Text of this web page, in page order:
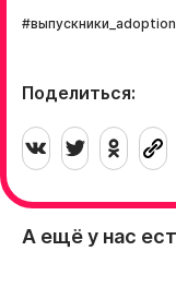
#выпускники_adoption
Поделиться:
А ещё у нас